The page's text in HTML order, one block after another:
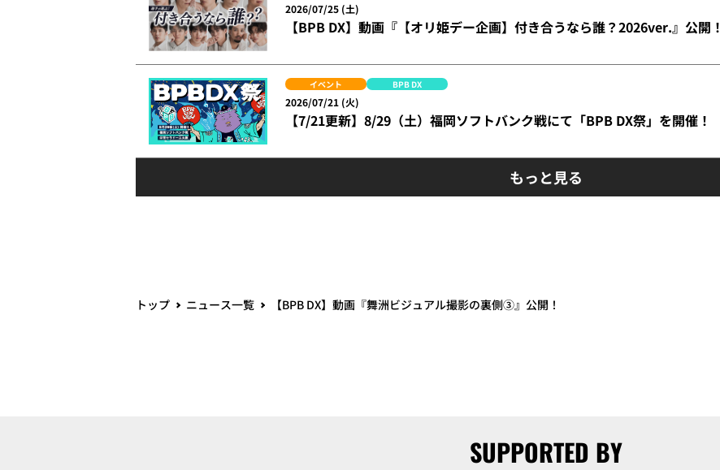
2026/07/25 (土)
【BPB DX】動画『【オリ姫デー企画】付き合うなら誰？2026ver.』公開！
イベント BPB DX
2026/07/21 (火)
【7/21更新】8/29（土）福岡ソフトバンク戦にて「BPB DX祭」を開催！
もっと見る
トップ ニュース一覧 【BPB DX】動画『舞洲ビジュアル撮影の裏側③』公開！
SUPPORTED BY